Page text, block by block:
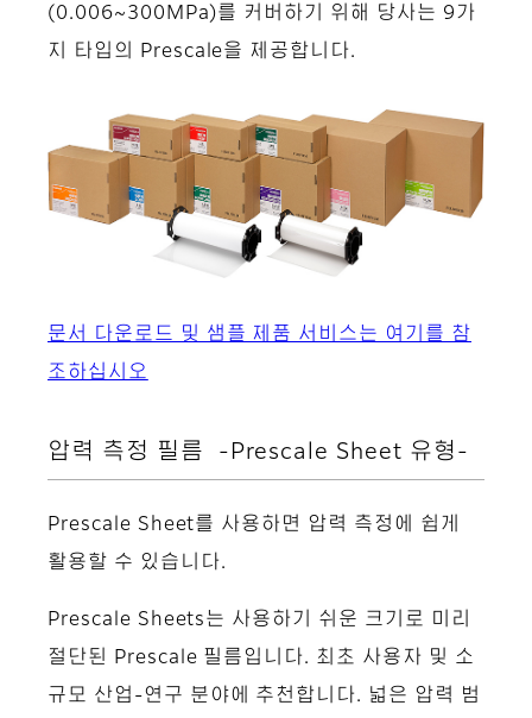
(0.006~300MPa)를 커버하기 위해 당사는 9가
지 타입의 Prescale을 제공합니다.
문서 다운로드 및 샘플 제품 서비스는 여기를 참
조하십시오
압력 측정 필름 -Prescale Sheet 유형-
Prescale Sheet를 사용하면 압력 측정에 쉽게
활용할 수 있습니다.
Prescale Sheets는 사용하기 쉬운 크기로 미리
절단된 Prescale 필름입니다. 최초 사용자 및 소
규모 산업-연구 분야에 추천합니다. 넓은 압력 범